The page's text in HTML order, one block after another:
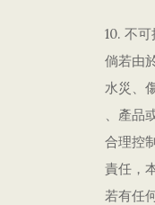
10. 不可
倘若由
水災、
、產品
合理控
責任，
若有任